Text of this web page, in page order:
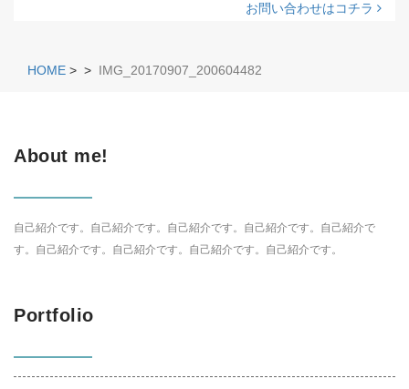
お問い合わせはコチラ
HOME > > IMG_20170907_200604482
About me!
自己紹介です。自己紹介です。自己紹介です。自己紹介です。自己紹介で
す。自己紹介です。自己紹介です。自己紹介です。自己紹介です。
Portfolio